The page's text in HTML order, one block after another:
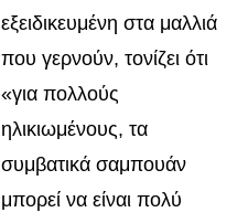
εξειδικευμένη στα μαλλιά
που γερνούν, τονίζει ότι
«για πολλούς
ηλικιωμένους, τα
συμβατικά σαμπουάν
μπορεί να είναι πολύ